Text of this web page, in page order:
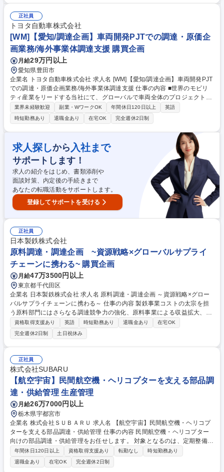
調達ベストプラクティスの部内展開 ■サプライチェーン領域におけるCSV
先進企業を目指す取り組みに携わる 募集職種 【調達/原料資材】人権や環
境問題に配慮した持続可能な調達を実現しませんか？
正社員
トヨタ自動車株式会社
[WM]【愛知/調達企画】車両開発PJTでの調達・原価企
画業務/海外事業体調達支援 購買企画
月給29万円以上
愛知県豊田市
企業名 トヨタ自動車株式会社 求人名 [WM]【愛知/調達企画】車両開発PJT
での調達・原価企画業務/海外事業体調達支援 仕事の内容 ■世界のモビリ
ティ産業をリードする当社にて、グローバルで車両全体のプロジェクトマ
ネジメントを通じた、発注戦略立案と仕入先決定管理/原価低減戦略立案を
お任せします。 【詳細】■車両開発プロジェクトの調達プロジェクトマネ
ジメント(カローラ、ヤリスなどの中・小型車 もしくは レクサス・GR・
電動車を担当) ■海外事業体調達業務の支援(発注戦略立案、現地調達化支
援等) 【ミッション】車両原価における外注品原価割合は7割を越え、トヨ
タの調達は安全/品質/供給/原価を造り込む役割を担っています。その役割
を体現し競争力確保するための調達・原価低減戦略を立案いただきます。
募集職種 [WM]【愛知/調達企画】車両開発PJTでの調達・原価企画業務/海
外事業体調達支援
業界未経験歓迎 副業・WワークOK 年間休日120日以上
英語
時短勤務あり
退職金あり 在宅OK 完全週休2日制
求人探しから 入社まで
サポートします！
求人の紹介をはじめ、書類添削や
面談対策、内定後の手続きまで
あなたの転職活動をサポートします。
登録してサポートを受ける
正社員
日本製鉄株式会社
原料調達・調達企画 ~資源戦略×グローバルサプライ
チェーンに携わる~ 購買企画
月給47万3500円以上
東京都千代田区
企業名 日本製鉄株式会社 求人名 原料調達・調達企画 ～資源戦略×グロー
バルサプライチェーンに携わる～ 仕事の内容 製鉄事業コストの太宗を担
う原料部門にはさらなる調達競争力の強化、原料事業による収益拡大、ま
たカーボンニュートラル戦略への的確な対応が求められるため、原料購買
調達の即戦力を募集いたします。 ■鉄鋼原料の調達戦略・契約交渉・品質
対応(鉄鉱石・石炭・金属・燃料等の安定調達、サプライヤー選定、価
格・条件交渉、購買契約締結)■配船・輸送戦略、需給管理(調達・運航計画
立案、料需給調整、SCM体制の構築とシステム改善)■原料事業(海外鉱
山・炭鉱事業)への出資・運営管理■カーボンニュートラル戦略対応（冷鉄
源・新原料企画、水素還元鉄など次世代原料の市場調査・企画、新規原料
導入に伴う物流体制構築・交渉） 募集職種 原料調達・調達企画 ～資源戦
略×グローバルサプライチェーンに携わる～
資格取得支援あり 英語 時短勤務あり 退職金あり
在宅OK
完全週休2日制
土日祝休み
正社員
株式会社SUBARU
【航空宇宙】民間航空機・ヘリコプターを支える部品調
達・供給管理 生産管理
月給26万7000円以上
栃木県宇都宮市
企業名 株式会社ＳＵＢＡＲＵ 求人名 【航空宇宙】民間航空機・ヘリコプ
ターを支える部品調達・供給管理 仕事の内容 民間航空機・ヘリコプター
向けの部品調達・供給管理をお任せします。 対象となるのは、定期整備で
使用する部品や、新造機への装備・取り付けに必要な部品です。 航空機部
品は品質要求が高く、必要な部品を、必要な時期に、正しい書類とともに
確保することが重要です。 入社後は、部品の購入業務からスタートし、経
年間休日120日以上 資格取得支援あり 転勤なし
時短勤務あり
退職金あり
在宅OK 完全週休2日制